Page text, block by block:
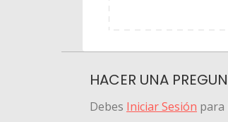
HACER UNA
Debes Iniciar Sesión para